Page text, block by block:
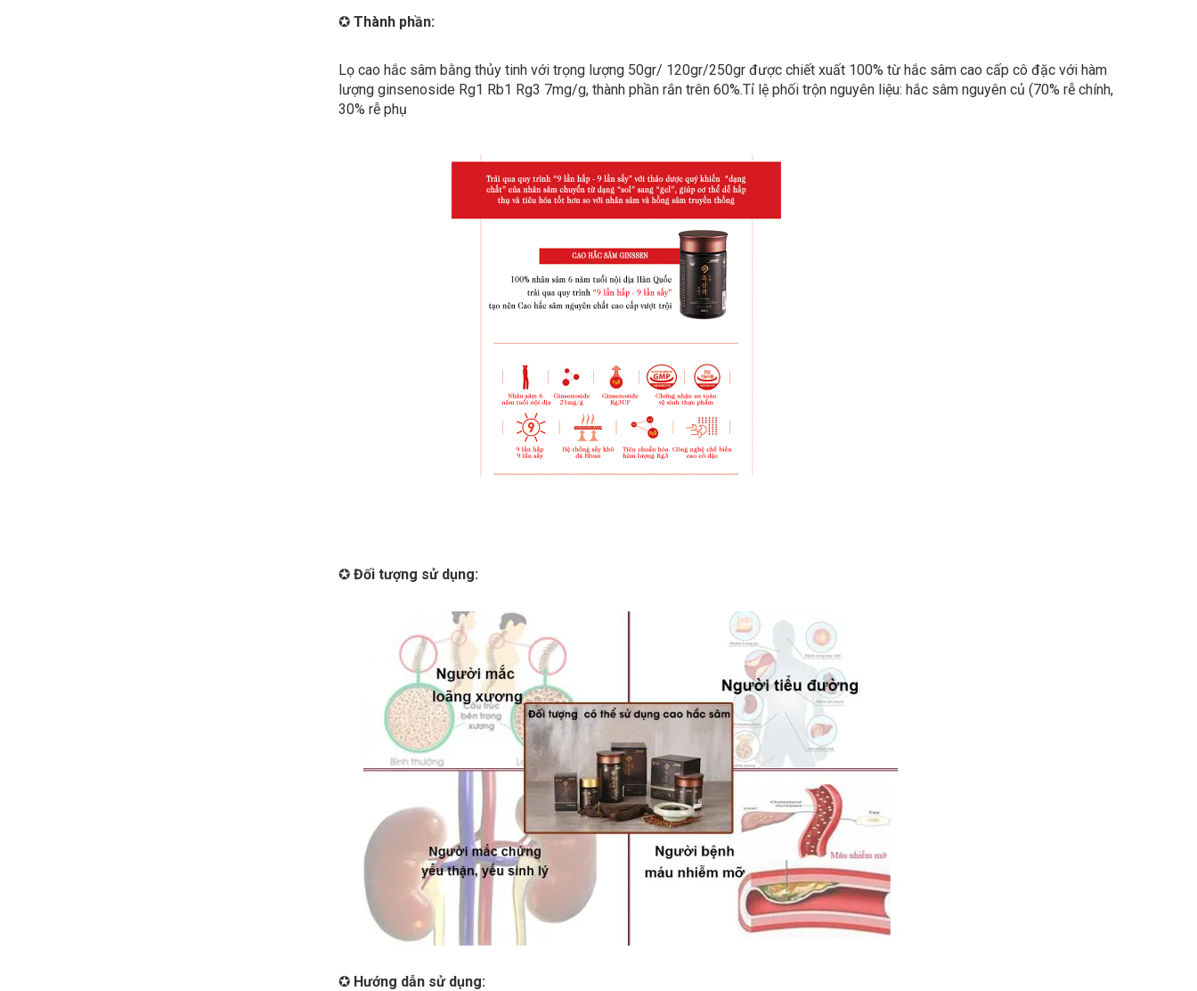
✪ Thành phần:
Lọ cao hắc sâm bằng thủy tinh với trọng lượng 50gr/ 120gr/250gr được chiết xuất 100% từ hắc sâm cao cấp cô đặc với hàm
lượng ginsenoside Rg1 Rb1 Rg3 7mg/g, thành phần rắn trên 60%.Tỉ lệ phối trộn nguyên liệu: hắc sâm nguyên củ (70% rễ chính,
30% rễ phụ
✪ Đối tượng sử dụng:
✪ Hướng dẫn sử dụng: